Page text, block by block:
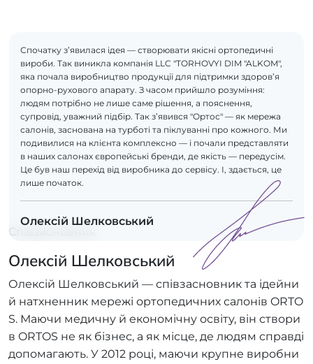
Спочатку з’явилася ідея — створювати якісні ортопедичні
вироби. Так виникла компанія LLC "TORHOVYI DIM "ALKOM",
яка почала виробництво продукції для підтримки здоров’я
опорно-рухового апарату. З часом прийшло розуміння:
людям потрібно не лише саме рішення, а пояснення,
супровід, уважний підбір. Так з’явився "Ортос" — як мережа
салонів, заснована на турботі та піклуванні про кожного. Ми
подивилися на клієнта комплексно — і почали представляти
в наших салонах європейські бренди, де якість — передусім.
Це був наш перехід від виробника до сервісу. І, здається, це
лише початок.
Олексій Шелковський
Співзасновник
Олексій Шелковський
Олексій Шелковський — співзасновник та ідейни
й натхненник мережі ортопедичних салонів ORTO
S. Маючи медичну й економічну освіту, він створи
в ORTOS не як бізнес, а як місце, де людям справді
допомагають. У 2012 році, маючи крупне виробни